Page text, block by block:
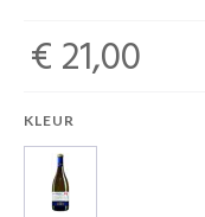
€ 21,00
KLEUR